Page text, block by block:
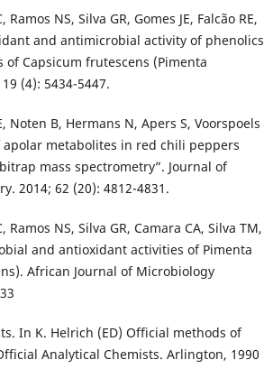
NS, Silva GR, Gomes JE, Falcão RE,
and antimicrobial activity of phenolics
Capsicum frutescens (Pimenta
(4): 5434-5447.
Noten B, Hermans N, Apers S, Voorspoels
apolar metabolites in red chili peppers
mass spectrometry”. Journal of
2014; 62 (20): 4812-4831.
NS, Silva GR, Camara CA, Silva TM,
and antioxidant activities of Pimenta
African Journal of Microbiology
In K. Helrich (ED) Official methods of
Analytical Chemists. Arlington, 1990